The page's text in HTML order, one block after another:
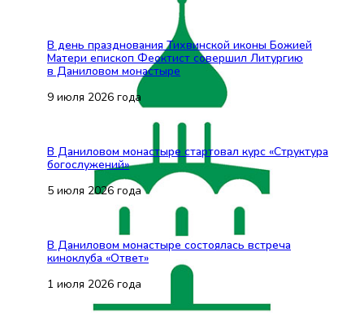
В день празднования Тихвинской иконы Божией
Матери епископ Феоктист совершил Литургию
в Даниловом монастыре
9 июля 2026 года
В Даниловом монастыре стартовал курс «Структура
богослужений»
5 июля 2026 года
В Даниловом монастыре состоялась встреча
киноклуба «Ответ»
1 июля 2026 года